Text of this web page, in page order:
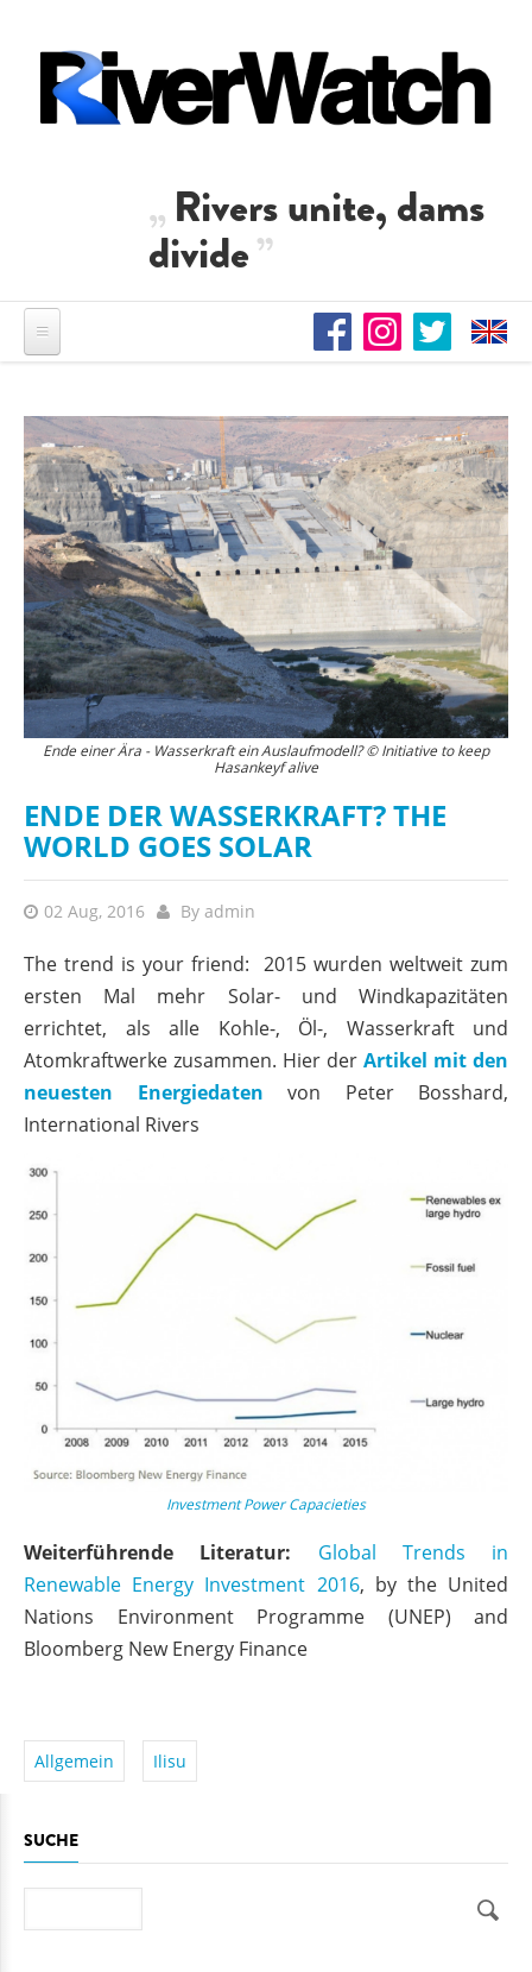
Rivers unite, dams
divide
Ende einer Ära - Wasserkraft ein Auslaufmodell? © Initiative to keep
Hasankeyf alive
ENDE DER WASSERKRAFT? THE
WORLD GOES SOLAR
02 Aug, 2016 By admin
The trend is your friend: 2015 wurden weltweit zum
ersten Mal mehr Solar- und Windkapazitäten
errichtet, als alle Kohle-, Öl-, Wasserkraft und
Atomkraftwerke zusammen. Hier der Artikel mit den
neuesten Energiedaten von Peter Bosshard,
International Rivers
Investment Power Capacieties
Weiterführende Literatur:
Global Trends in
Renewable Energy Investment 2016, by the United
Nations Environment Programme (UNEP) and
Bloomberg New Energy Finance
Allgemein Ilisu
SUCHE